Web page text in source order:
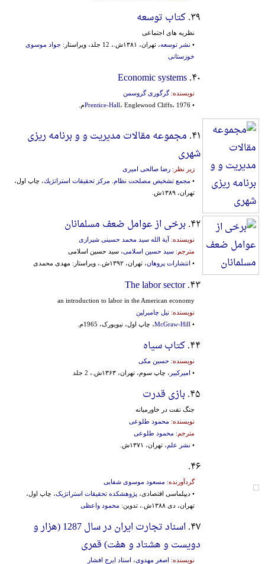
۳۹. کتاب توسعه
نظریه های اجتماعی
• نشر توسعه، تهران، ۱۳۸۱ش.، 12 جلد، ویراستار:
جواد موسوی
خوزستانی
۴۰. Economic systems
نویسنده:گرگوری گروسمن
•
Prentice-Hall، Englewood Cliffs، 1976م.
۴۱. مجموعه مقالات مدیریت و و برنامه ریزی
شهری
زیر نظر: رضا صالحی امیری
• مجمع تشخیص مصلحت نظام. مركز تحقیقات استراتژیك، چاپ اول،
تهران، ۱۳۸۹ش.
۴۲. برخی از عوامل ضعف مسلمانان
نویسنده: آیة الله سید محمد حسینی شیرازی
مترجم: سید حسین اسلامی، سید حسین اسلامی
• انتشارات پروهان، تهران، ۱۳۹۲ش.، ویراستار: مهدی محمدی
۴۳. The labor sector
an introduction to labor in the American economy
نویسنده: نیل چامبرلین
•
McGraw-Hill، چاپ اول، نیویورک، 1965م.
۴۴. کتاب سیاه
نویسنده: حسین مکی
• امیرکبیر ، چاپ سوم، تهران، ۱۳۶۳ش.، 2 جلد
۴۵. بازی قدرت
جنگ‌ نفت‌ در خاورمیانه‌
نویسنده: محمود طلوعی
مترجم: محمود طلوعی
• نشر علم ، تهران، ۱۳۷۱ش.
۴۶.
گردآورنده: مسعود موسوی‌ شفایی
• دیپلماسی اقتصادی، پژوهشکده تحقیقات استراتژیک، چاپ اول،
تهران، دی ۱۳۸۸ش.، تدوین:
محمود واعظی
۴۷.
اسناد تجارت ایران در سال 1287 (هزار و
دویست و هشتاد و هفت) قمری
نویسنده: اصغر مهدوی، استاد ایرج افشار